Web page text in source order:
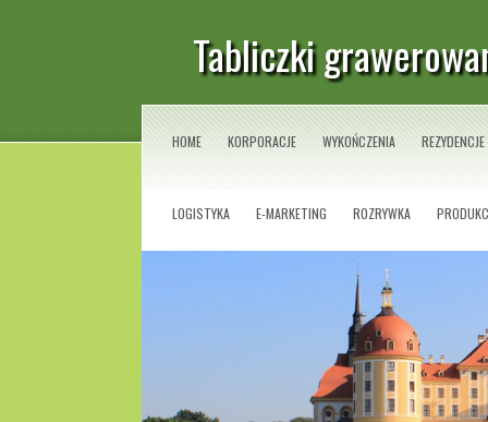
Tabliczki
HOME KORPORACJE WYKOŃCZENIA REZYDENCJE
LOGISTYKA E-MARKETING ROZRYWKA